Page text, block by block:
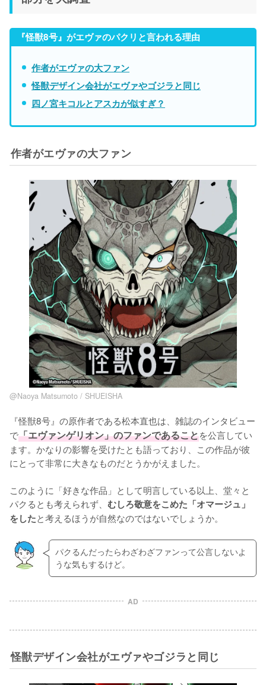
『怪獣8号』がエヴァのパクリと言われる理由
作者がエヴァの大ファン
怪獣デザイン会社がエヴァやゴジラと同じ
四ノ宮キコルとアスカが似すぎ？
作者がエヴァの大ファン
@Naoya Matsumoto / SHUEISHA
『怪獣8号』の原作者である松本直也は、雑誌のインタビュー
で「エヴァンゲリオン」のファンであることを公言してい
ます。かなりの影響を受けたとも語っており、この作品が彼
にとって非常に大きなものだとうかがえました。
このように「好きな作品」として明言している以上、堂々と
パクるとも考えられず、 むしろ敬意をこめた「オマージュ」
をしたと考えるほうが自然なのではないでしょうか。
パクるんだったらわざわざファンって公言しないよ
うな気もするけど。
AD
怪獣デザイン会社がエヴァやゴジラと同じ